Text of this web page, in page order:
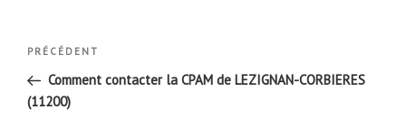
Navigation
l’article
Article
précédent
PRÉCÉDENT
Comment contacter la CPAM de LEZIGNAN-CORBIERES
(11200)